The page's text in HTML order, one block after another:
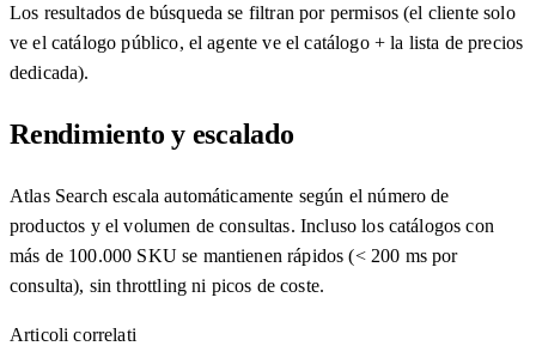
Los resultados de búsqueda se filtran por permisos (el cliente solo
ve el catálogo público, el agente ve el catálogo + la lista de precios
dedicada).
Rendimiento y escalado
Atlas Search escala automáticamente según el número de
productos y el volumen de consultas. Incluso los catálogos con
más de 100.000 SKU se mantienen rápidos (< 200 ms por
consulta), sin throttling ni picos de coste.
Articoli correlati